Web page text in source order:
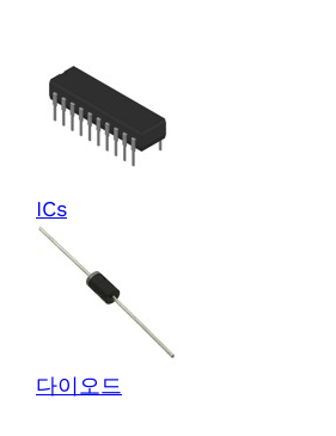
ICs
다이오드